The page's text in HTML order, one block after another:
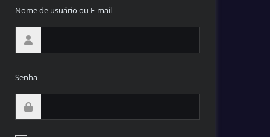
Nome de usuário ou E-mail
Senha